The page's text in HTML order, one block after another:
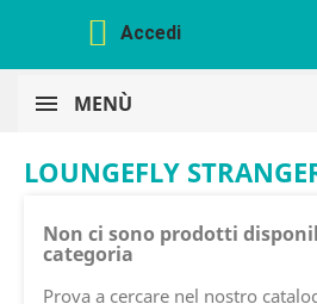
Accedi
MENÙ
LOUNGEFLY
Non ci sono prodotti
categoria
Prova a cercare nel nostro